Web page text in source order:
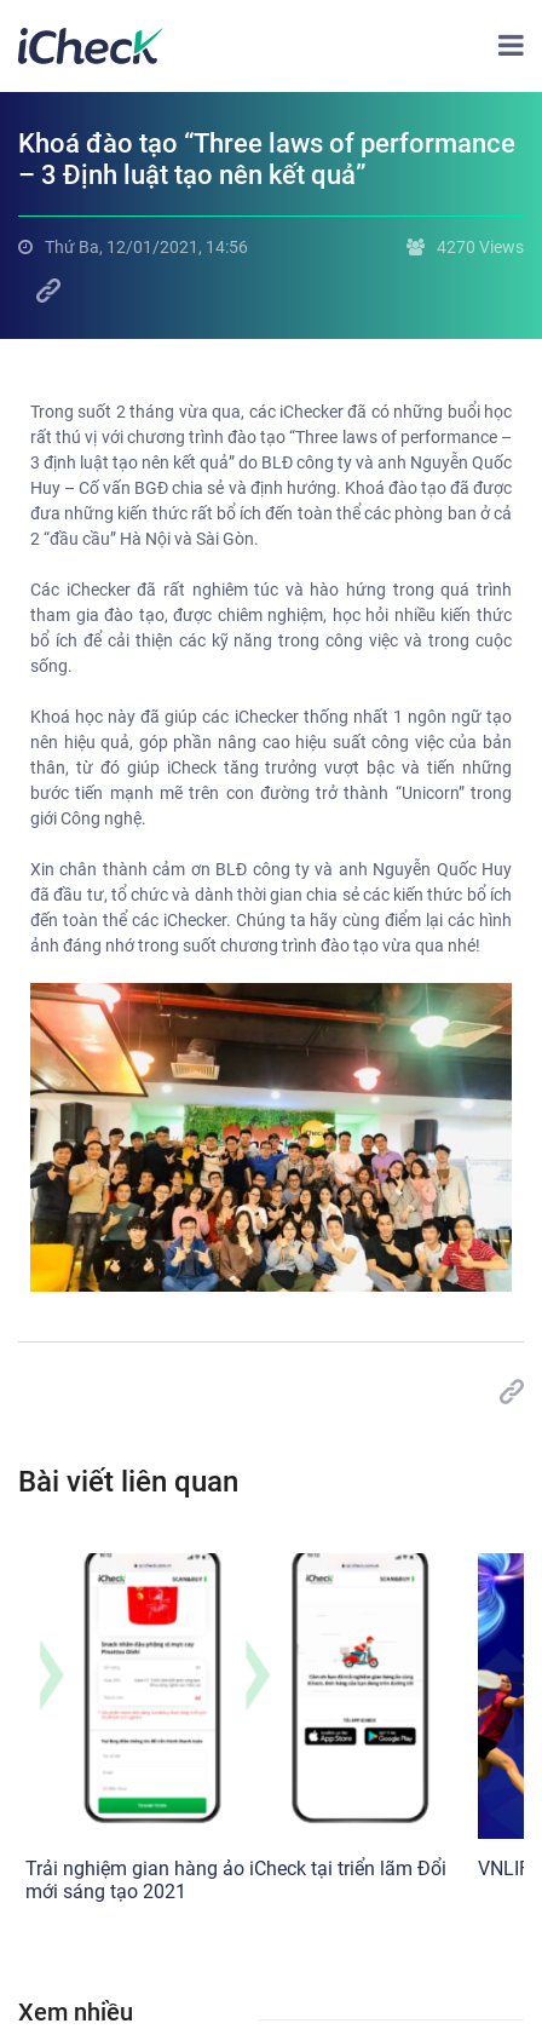
Khoá đào tạo “Three laws of performance
– 3 Định luật tạo nên kết quả”
Thứ Ba, 12/01/2021, 14:56 4270 Views
Trong suốt 2 tháng vừa qua, các iChecker đã có những buổi học
rất thú vị với chương trình đào tạo “Three laws of performance –
3 định luật tạo nên kết quả” do BLĐ công ty và anh Nguyễn Quốc
Huy – Cố vấn BGĐ chia sẻ và định hướng. Khoá đào tạo đã được
đưa những kiến thức rất bổ ích đến toàn thể các phòng ban ở cả
2 “đầu cầu” Hà Nội và Sài Gòn.
Các iChecker đã rất nghiêm túc và hào hứng trong quá trình
tham gia đào tạo, được chiêm nghiệm, học hỏi nhiều kiến thức
bổ ích để cải thiện các kỹ năng trong công việc và trong cuộc
sống.
Khoá học này đã giúp các iChecker thống nhất 1 ngôn ngữ tạo
nên hiệu quả, góp phần nâng cao hiệu suất công việc của bản
thân, từ đó giúp iCheck tăng trưởng vượt bậc và tiến những
bước tiến mạnh mẽ trên con đường trở thành “Unicorn” trong
giới Công nghệ.
Xin chân thành cảm ơn BLĐ công ty và anh Nguyễn Quốc Huy
đã đầu tư, tổ chức và dành thời gian chia sẻ các kiến thức bổ ích
đến toàn thể các iChecker. Chúng ta hãy cùng điểm lại các hình
ảnh đáng nhớ trong suốt chương trình đào tạo vừa qua nhé!
Bài viết liên quan
Trải nghiệm gian hàng ảo iCheck tại triển lãm Đổi
mới sáng tạo 2021
Xem nhiều